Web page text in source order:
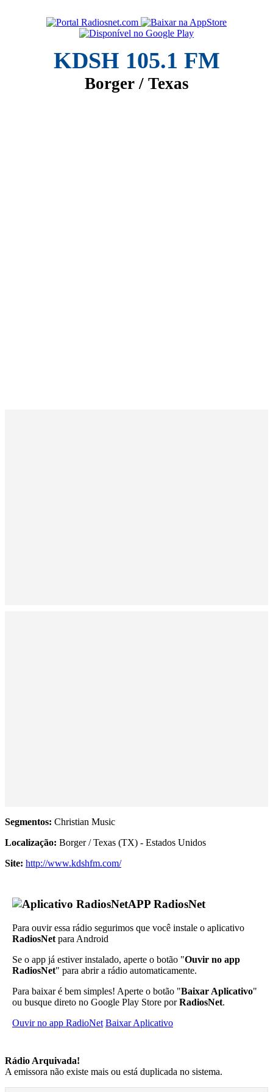
KDSH 105.1 FM
Borger / Texas
Segmentos: Christian Music
Localização: Borger / Texas (TX) - Estados Unidos
Site: http://www.kdshfm.com/
APP RadiosNet
Para ouvir essa rádio segurimos que você instale o aplicativo
RadiosNet para Android
Se o app já estiver instalado, aperte o botão "Ouvir no app
RadiosNet" para abrir a rádio automaticamente.
Para baixar é bem simples! Aperte o botão "Baixar Aplicativo"
ou busque direto no Google Play Store porRadiosNet.
Ouvir no app RadioNet Baixar Aplicativo
Rádio Arquivada!
A emissora não existe mais ou está duplicada no sistema.